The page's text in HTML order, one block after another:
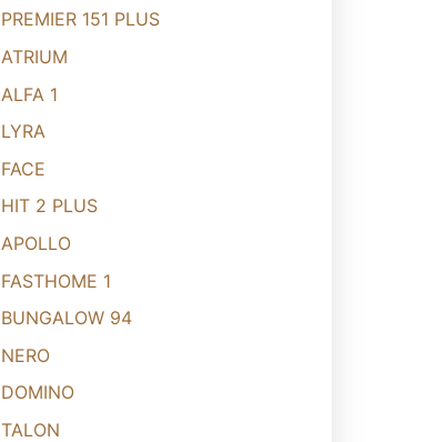
PREMIER 151 PLUS
ATRIUM
ALFA 1
LYRA
FACE
HIT 2 PLUS
APOLLO
FASTHOME 1
BUNGALOW 94
NERO
DOMINO
TALON